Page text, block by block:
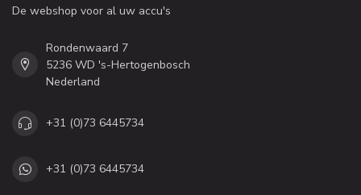
De webshop voor al uw accu's
Rondenwaard 7
5236 WD 's-Hertogenbosch
Nederland
+31 (0)73 6445734
+31 (0)73 6445734